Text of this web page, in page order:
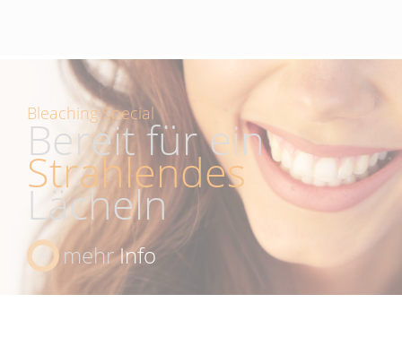
Bleaching Special
Bereit für ein
Strahlendes
Lächeln
mehrInfo